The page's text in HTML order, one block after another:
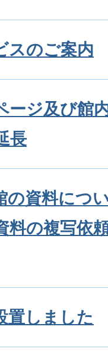
スのご案内
ージ及び館
長
の資料につ
料の複写依
置しました